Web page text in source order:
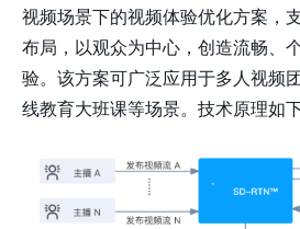
视频场景下的视频体验优化方案，
布局，以观众为中心，创造流畅、
验。该方案可广泛应用于多人视频
线教育大班课等场景。技术原理如